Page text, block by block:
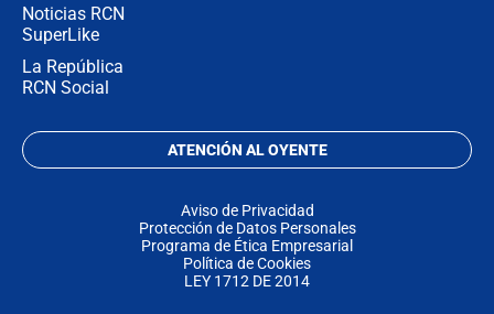
Noticias RCN
SuperLike
La República
RCN Social
ATENCIÓN AL OYENTE
Aviso de Privacidad
Protección de Datos Personales
Programa de Ética Empresarial
Política de Cookies
LEY 1712 DE 2014